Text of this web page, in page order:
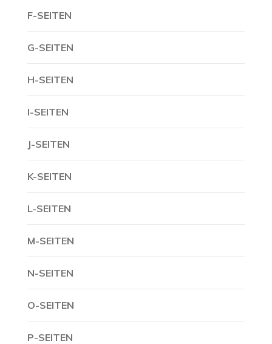
F-SEITEN
G-SEITEN
H-SEITEN
I-SEITEN
J-SEITEN
K-SEITEN
L-SEITEN
M-SEITEN
N-SEITEN
O-SEITEN
P-SEITEN